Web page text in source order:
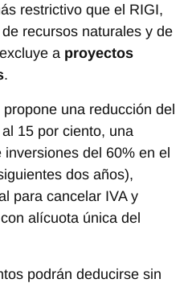
restrictivo que el RIGI,
recursos naturales y de
a proyectos
.
una reducción del
15 por ciento, una
del 60% en el
dos años),
para cancelar IVA y
alícuota única del
podrán deducirse sin